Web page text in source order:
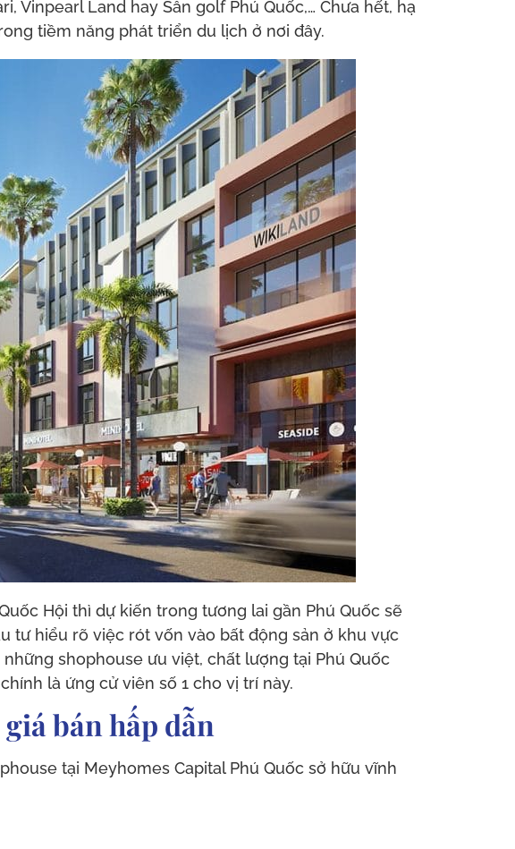
Vinpearl Land hay Sân golf Phú Quốc,… Chưa hết, hạ
tiềm năng phát triển du lịch ở nơi đây.
Hội thì dự kiến trong tương lai gần Phú Quốc sẽ
tư hiểu rõ việc rót vốn vào bất động sản ở khu vực
shophouse ưu việt, chất lượng tại Phú Quốc
là ứng cử viên số 1 cho vị trí này.
bán hấp dẫn
tại Meyhomes Capital Phú Quốc sở hữu vĩnh